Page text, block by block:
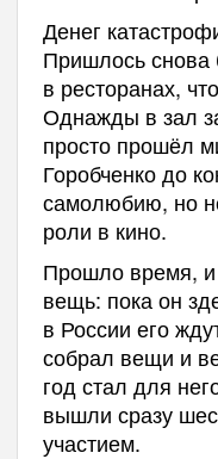
Денег
Пришлось снова
в ресторанах,
Однажды в зал
просто прошёл
Горобченко до
самолюбию, но
роли в кино.
Прошло время,
вещь: пока он
в России его
собрал вещи и
год стал для
вышли сразу
участием.